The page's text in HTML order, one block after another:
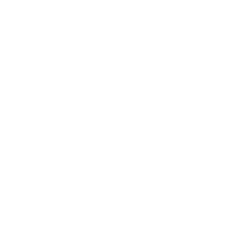
veröffentlichten Ergebnisse zeigen,
Mortalitätsrisikos im Zusammenhang
, mRNA-Impfstoffe gegen